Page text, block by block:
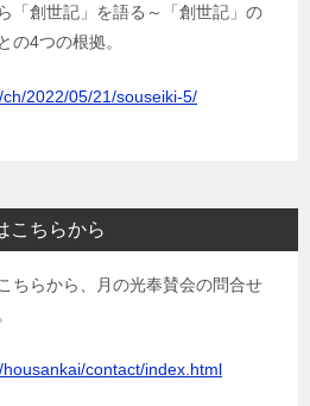
「創世記」を語る～「創世記」の
の4つの根拠。
2022/05/21/souseiki-5/
こちらから
ちらから、月の光奉賛会の問合せ
contact/index.html